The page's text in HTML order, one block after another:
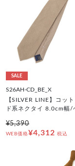
SALE
S26AH-CD_BE_X
【SILVER LINE】コッ
ド系ネクタイ 8.0cm幅/
¥5,390
WEB価格¥4,312 税込